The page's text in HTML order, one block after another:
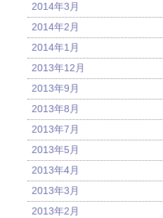
2014年3月
2014年2月
2014年1月
2013年12月
2013年9月
2013年8月
2013年7月
2013年5月
2013年4月
2013年3月
2013年2月